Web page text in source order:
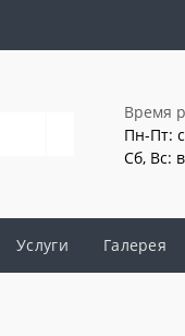
Время
Пн-Пт:
Сб, Вс:
Услуги Галерея